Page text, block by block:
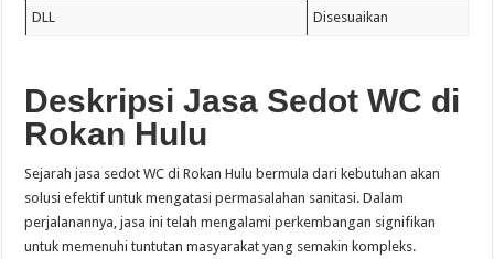
DLL Disesuaikan
Deskripsi Jasa Sedot WC di
Rokan Hulu
Sejarah jasa sedot WC di Rokan Hulu bermula dari kebutuhan akan
solusi efektif untuk mengatasi permasalahan sanitasi. Dalam
perjalanannya, jasa ini telah mengalami perkembangan signifikan
untuk memenuhi tuntutan masyarakat yang semakin kompleks.